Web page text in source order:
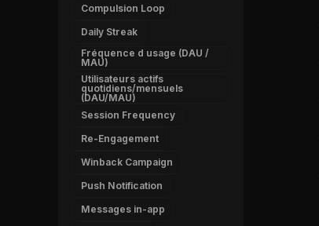
Compulsion Loop
Daily Streak
Fréquence d usage (DAU /
MAU)
Utilisateurs actifs
quotidiens/mensuels
(DAU/MAU)
Session Frequency
Re-Engagement
Winback Campaign
Push Notification
Messages in-app